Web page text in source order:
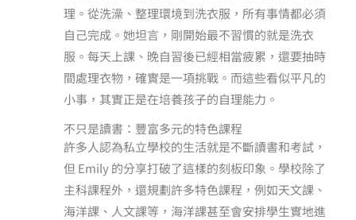
理。從洗澡、整理環境到洗衣服，所有事情都必須
自己完成。她坦言，剛開始最不習慣的就是洗衣
服。每天上課、晚自習後已經相當疲累，還要抽時
間處理衣物，確實是一項挑戰。而這些看似平凡的
小事，其實正是在培養孩子的自理能力。
不只是讀書：豐富多元的特色課程
許多人認為私立學校的生活就是不斷讀書和考試，
但 Emily 的分享打破了這樣的刻板印象。學校除了
主科課程外，還規劃許多特色課程，例如天文課、
海洋課、人文課等，海洋課甚至會安排學生實地進